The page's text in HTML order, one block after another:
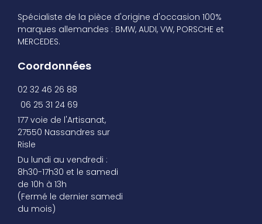
Spécialiste de la pièce d'origine d'occasion 100%
marques allemandes : BMW, AUDI, VW, PORSCHE et
MERCEDES.
Coordonnées
02 32 46 26 88
06 25 31 24 69
177 voie de l'Artisanat,
27550 Nassandres sur
Risle
Du lundi au vendredi :
8h30-17h30 et le samedi
de 10h à 13h
(Fermé le dernier samedi
du mois)